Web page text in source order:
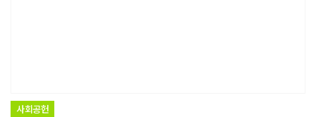
사회공헌